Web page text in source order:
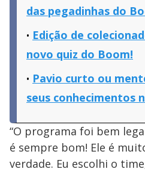
das pegadinhas do
Edição de
novo quiz do Boom!
Pavio curto ou
seus conhecimentos
“O programa foi bem
é sempre bom! Ele é
verdade. Eu escolhi o